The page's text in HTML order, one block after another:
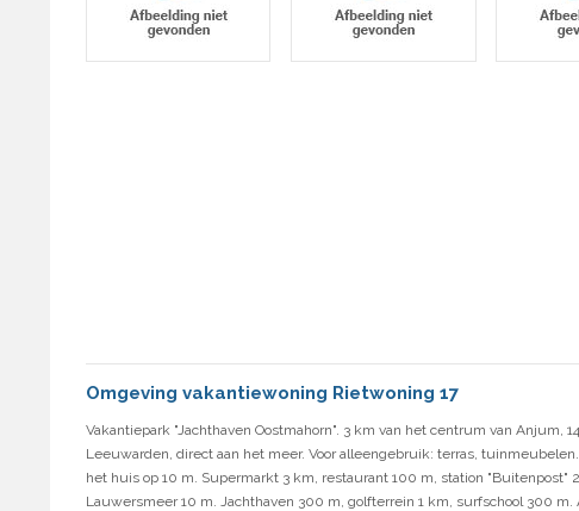
Omgeving vakantiewoning Rietwoning 17
Vakantiepark "Jachthaven Oostmahorn". 3 km van het centrum van
Leeuwarden, direct aan het meer. Voor alleengebruik: terras,
het huis op 10 m. Supermarkt 3 km, restaurant 100 m, station
Lauwersmeer 10 m. Jachthaven 300 m, golfterrein 1 km, surfschool 300